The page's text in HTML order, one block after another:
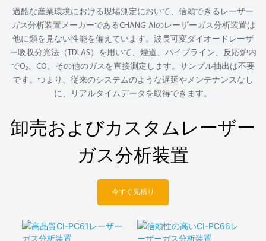
過酷な産業環境における現場測定において、信頼できるレーザー
ガス分析装置メーカーであるCHANG AIのレーザーガス分析装置は
他に類を見ない性能を備えています。波長可変ダイオードレーザ
ー吸収分光法（TDLAS）を用いて、煙道、パイプライン、反応炉内
でO₂、CO、その他のガスを直接測定します。サンプル抽出は不要
です。つまり、従来のシステムのような遅延やメンテナンスなし
に、リアルタイムデータを取得できます。
卸売およびカスタムレーザー
ガス分析装置
今すぐ見積り